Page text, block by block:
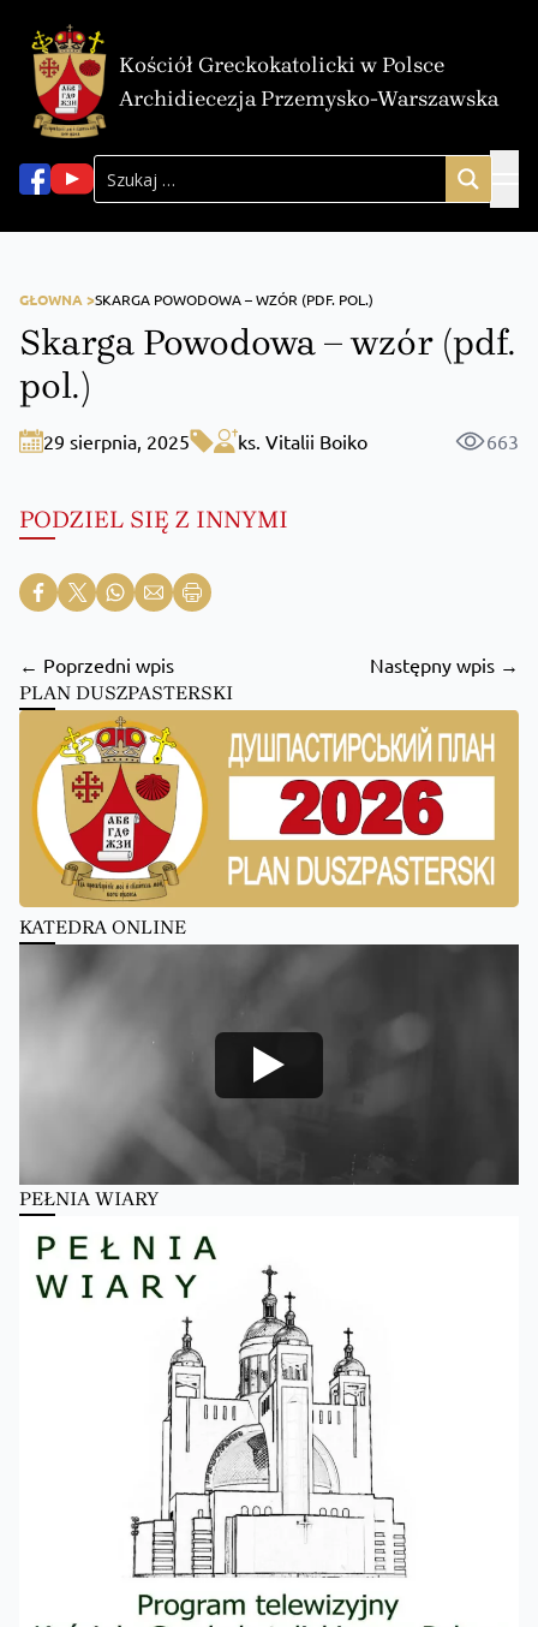
Kościół Greckokatolicki w Polsce
Archidiecezja Przemysko-Warszawska
GŁOWNA >SKARGA POWODOWA – WZÓR (PDF. POL.)
Skarga Powodowa – wzór (pdf.
pol.)
29 sierpnia, 2025 ks. Vitalii Boiko 663
PODZIEL SIĘ Z INNYMI
← Poprzedni wpis Następny wpis →
PLAN DUSZPASTERSKI
KATEDRA ONLINE
PEŁNIA WIARY